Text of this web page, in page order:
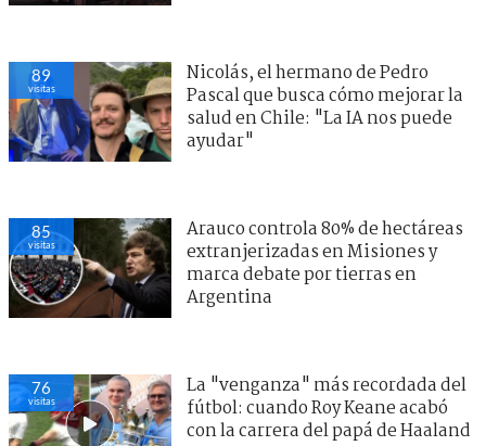
89
visitas
Nicolás, el hermano de Pedro
Pascal que busca cómo mejorar la
salud en Chile: "La IA nos puede
ayudar"
85
visitas
Arauco controla 80% de hectáreas
extranjerizadas en Misiones y
marca debate por tierras en
Argentina
76
visitas
La "venganza" más recordada del
fútbol: cuando Roy Keane acabó
con la carrera del papá de Haaland